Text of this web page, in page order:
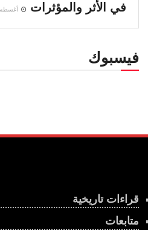
في الأثر والمؤثرات
أغسطس 3,
فيسبوك
قراءات تاريخية
متابعات